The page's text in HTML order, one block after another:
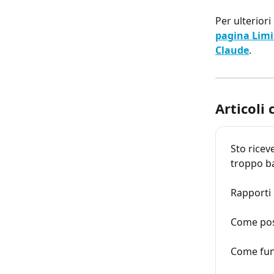
Per ulteriori
pagina
Claude.
Articoli
Sto
troppo
Rapporti
Come
Come